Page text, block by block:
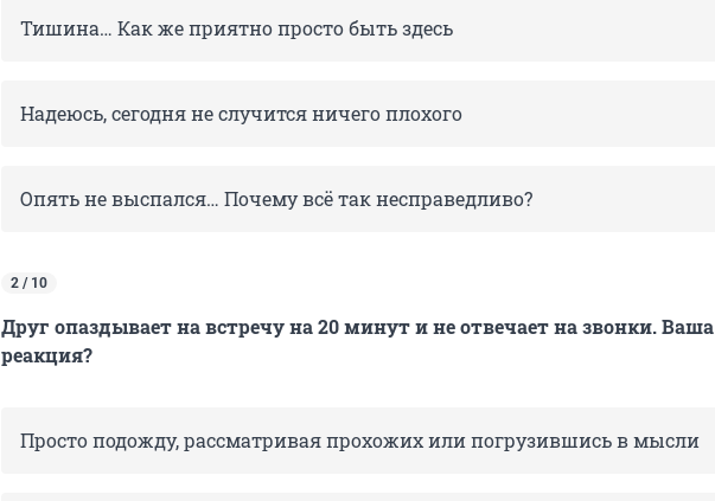
Тишина… Как же приятно просто быть здесь
Надеюсь, сегодня не случится ничего плохого
Опять не выспался… Почему всё так несправедливо?
2 / 10
Друг опаздывает на встречу на 20 минут и не отвечает на звонки. Ваша
реакция?
Просто подожду, рассматривая прохожих или погрузившись в мысли